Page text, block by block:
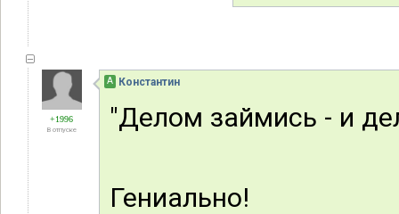
+1996
В отпуске
А Константин
"Делом займись - и
Гениально!